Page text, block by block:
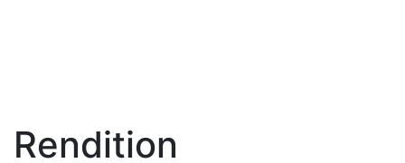
Rendition